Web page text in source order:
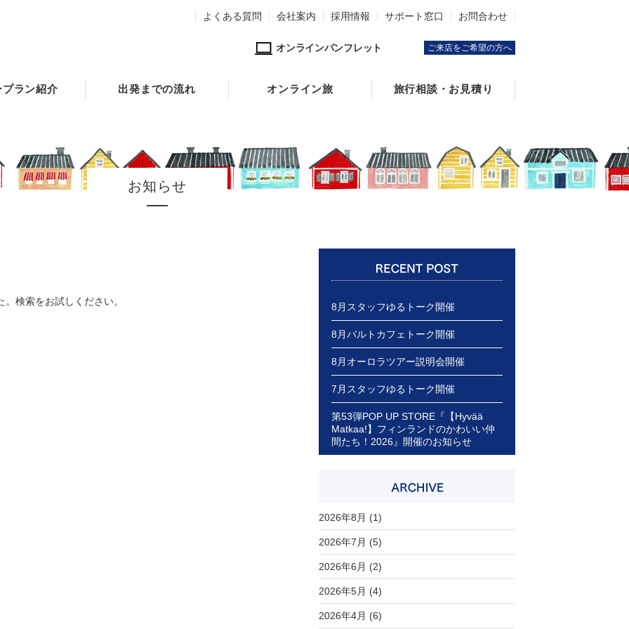
よくある質問 会社案内 採用情報 サポート窓口 お問合わせ
オンラインパンフレット ご来店をご希望の方へ
プラン紹介 出発までの流れ オンライン旅 旅行相談・お見積り
お知らせ
検索をお試しください。 8月スタッフゆるトーク開催
8月バルトカフェトーク開催
8月オーロラツアー説明会開催
7月スタッフゆるトーク開催
第53弾POP UP STORE『【Hyvää
Matkaa!】フィンランドのかわいい仲
間たち！2026』開催のお知らせ
2026年8月 (1)
2026年7月 (5)
2026年6月 (2)
2026年5月 (4)
2026年4月 (6)